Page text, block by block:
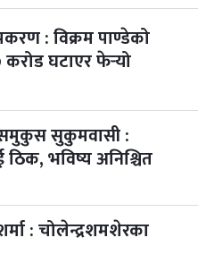
२ महिना बाँकी
२ महिना बाँकी
३ महिना बाँकी
: विक्रम पाण्डेको
घटाएर फेर्‍यो
सुकुमवासी :
भविष्य अनिश्चित
: चोलेन्द्रशमशेरका